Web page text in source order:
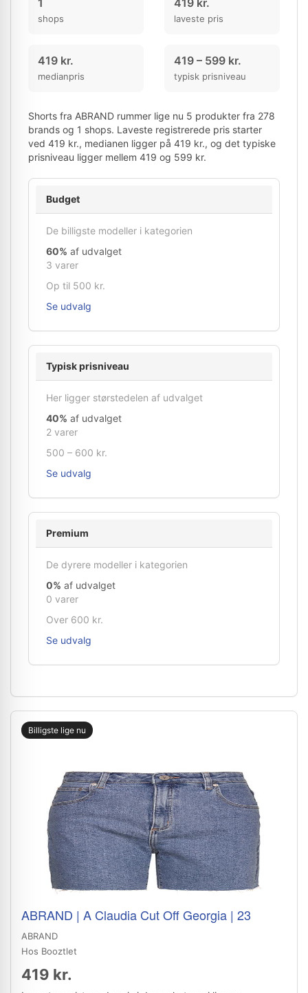
1
shops
419 kr.
laveste pris
419 kr.
medianpris
419 – 599 kr.
typisk prisniveau
Shorts fra ABRAND rummer lige nu 5 produkter fra 278
brands og 1 shops. Laveste registrerede pris starter
ved 419 kr., medianen ligger på 419 kr., og det typiske
prisniveau ligger mellem 419 og 599 kr.
Budget
De billigste modeller i kategorien
60% af udvalget
3 varer
Op til 500 kr.
Se udvalg
Typisk prisniveau
Her ligger størstedelen af udvalget
40% af udvalget
2 varer
500 – 600 kr.
Se udvalg
Premium
De dyrere modeller i kategorien
0% af udvalget
0 varer
Over 600 kr.
Se udvalg
Billigste lige nu
ABRAND | A Claudia Cut Off Georgia | 23
ABRAND
Hos Booztlet
419 kr.